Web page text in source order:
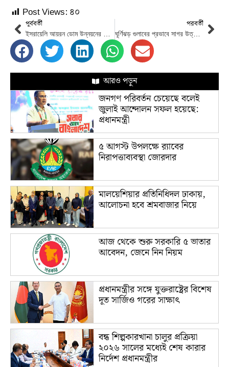
Post Views: ৪০
পূর্ববর্তী
ইসরায়েলি আয়রন ডোম উন্নয়নের জন্য যুক্তরাষ্ট্রের ১০০ কোটি ডলার সাহয়তা
পরবর্তী
ঘূর্ণিঝড় গুলাবের প্রভাবে সাগর উত্তাল, দুই নম্বর সংকেত
আরও পড়ুন
জনগণ পরিবর্তন চেয়েছে বলেই
জুলাই আন্দোলন সফল হয়েছে:
প্রধানমন্ত্রী
৫ আগস্ট উপলক্ষে র‌্যাবের
নিরাপত্তাব্যবস্থা জোরদার
মালয়েশিয়ার প্রতিনিধিদল ঢাকায়,
আলোচনা হবে শ্রমবাজার নিয়ে
আজ থেকে শুরু সরকারি ৫ ভাতার
আবেদন, জেনে নিন নিয়ম
প্রধানমন্ত্রীর সঙ্গে যুক্তরাষ্ট্রের বিশেষ
দূত সার্জিও গরের সাক্ষাৎ
বন্ধ শিল্পকারখানা চালুর প্রক্রিয়া
২০২৬ সালের মধ্যেই শেষ কারার
নির্দেশ প্রধানমন্ত্রীর